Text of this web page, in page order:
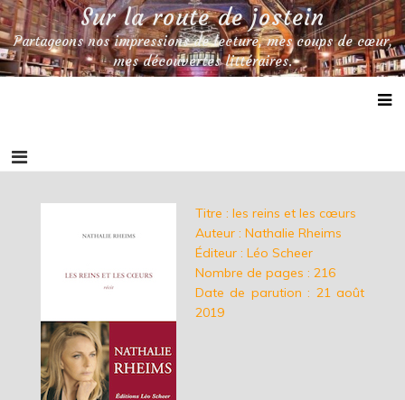
Skip
to
content
Sur la route de jostein
Partageons nos impressions de lecture, mes coups de cœur,
mes découvertes littéraires.
Titre : les reins et les cœurs
Auteur : Nathalie Rheims
Éditeur : Léo Scheer
Nombre de pages : 216
Date de parution : 21 août
2019